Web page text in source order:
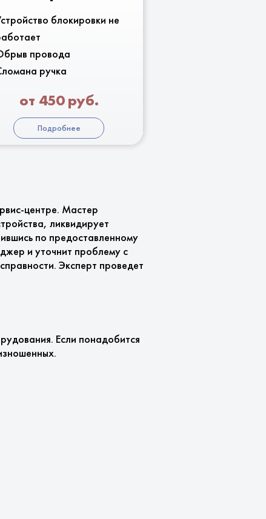
блокировки не
провода
ручка
от 450 руб.
Подробнее
центре. Мастер
ликвидирует
по предоставленному
и уточнит проблему с
Эксперт проведет
Если понадобится